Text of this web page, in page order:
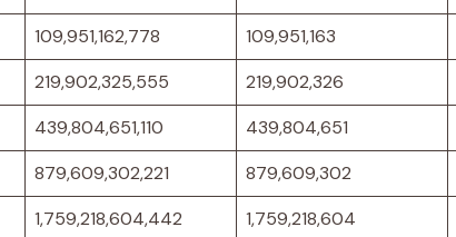
109,951,162,778 109,951,163
219,902,325,555 219,902,326
439,804,651,110 439,804,651
879,609,302,221 879,609,302
1,759,218,604,442 1,759,218,604